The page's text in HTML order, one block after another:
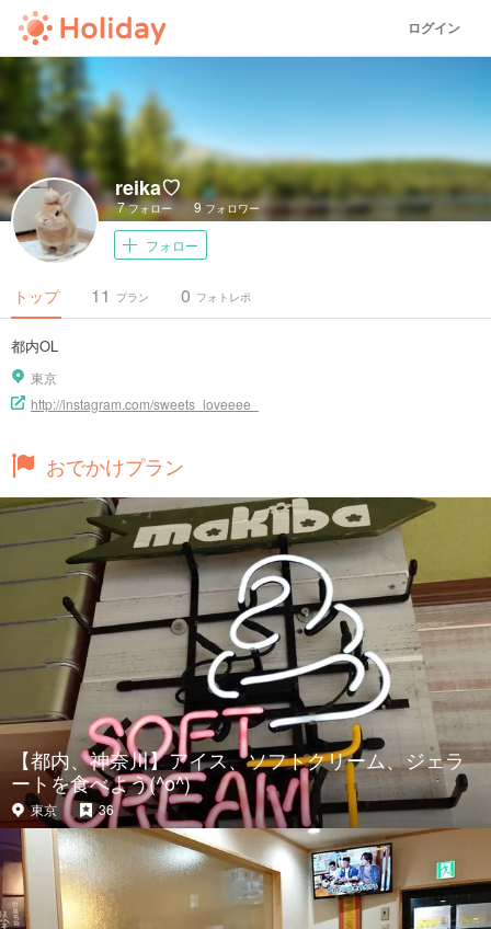
ログイン
reika♡
7フォロー 9 フォロワー
フォロー
トップ プラン
11 フォトレポ
0
都内OL
東京
http://instagram.com/sweets_loveeee_
おでかけプラン
【都内、神奈川】アイス、ソフトクリーム、ジェラ
ートを食べよう(^o^)
東京 36